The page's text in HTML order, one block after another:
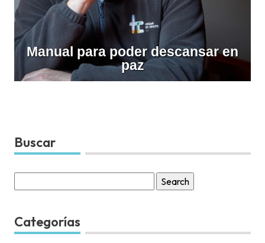
Manual para poder descansar en
paz
Buscar
for:
Categorías